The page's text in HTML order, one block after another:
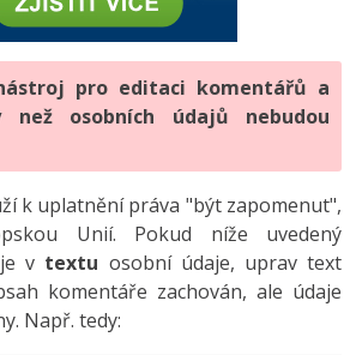
Bootstrap, SEO
a verzování
vzory
vzory
mobilních aplikací
developer
administrátor
-80%
-80%
gramotnost
-80%
-80%
-25%
Effects
pro editaci komentářů a
než osobních údajů nebudou
k uplatnění práva "být zapomenut",
Unií. Pokud níže uvedený
v textu osobní údaje, uprav text
komentáře zachován, ale údaje
Např. tedy: